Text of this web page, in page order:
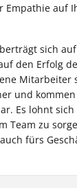
auf
sich
den Erfolg
Mitarbeiter
und
Es lohnt
Team zu
fürs